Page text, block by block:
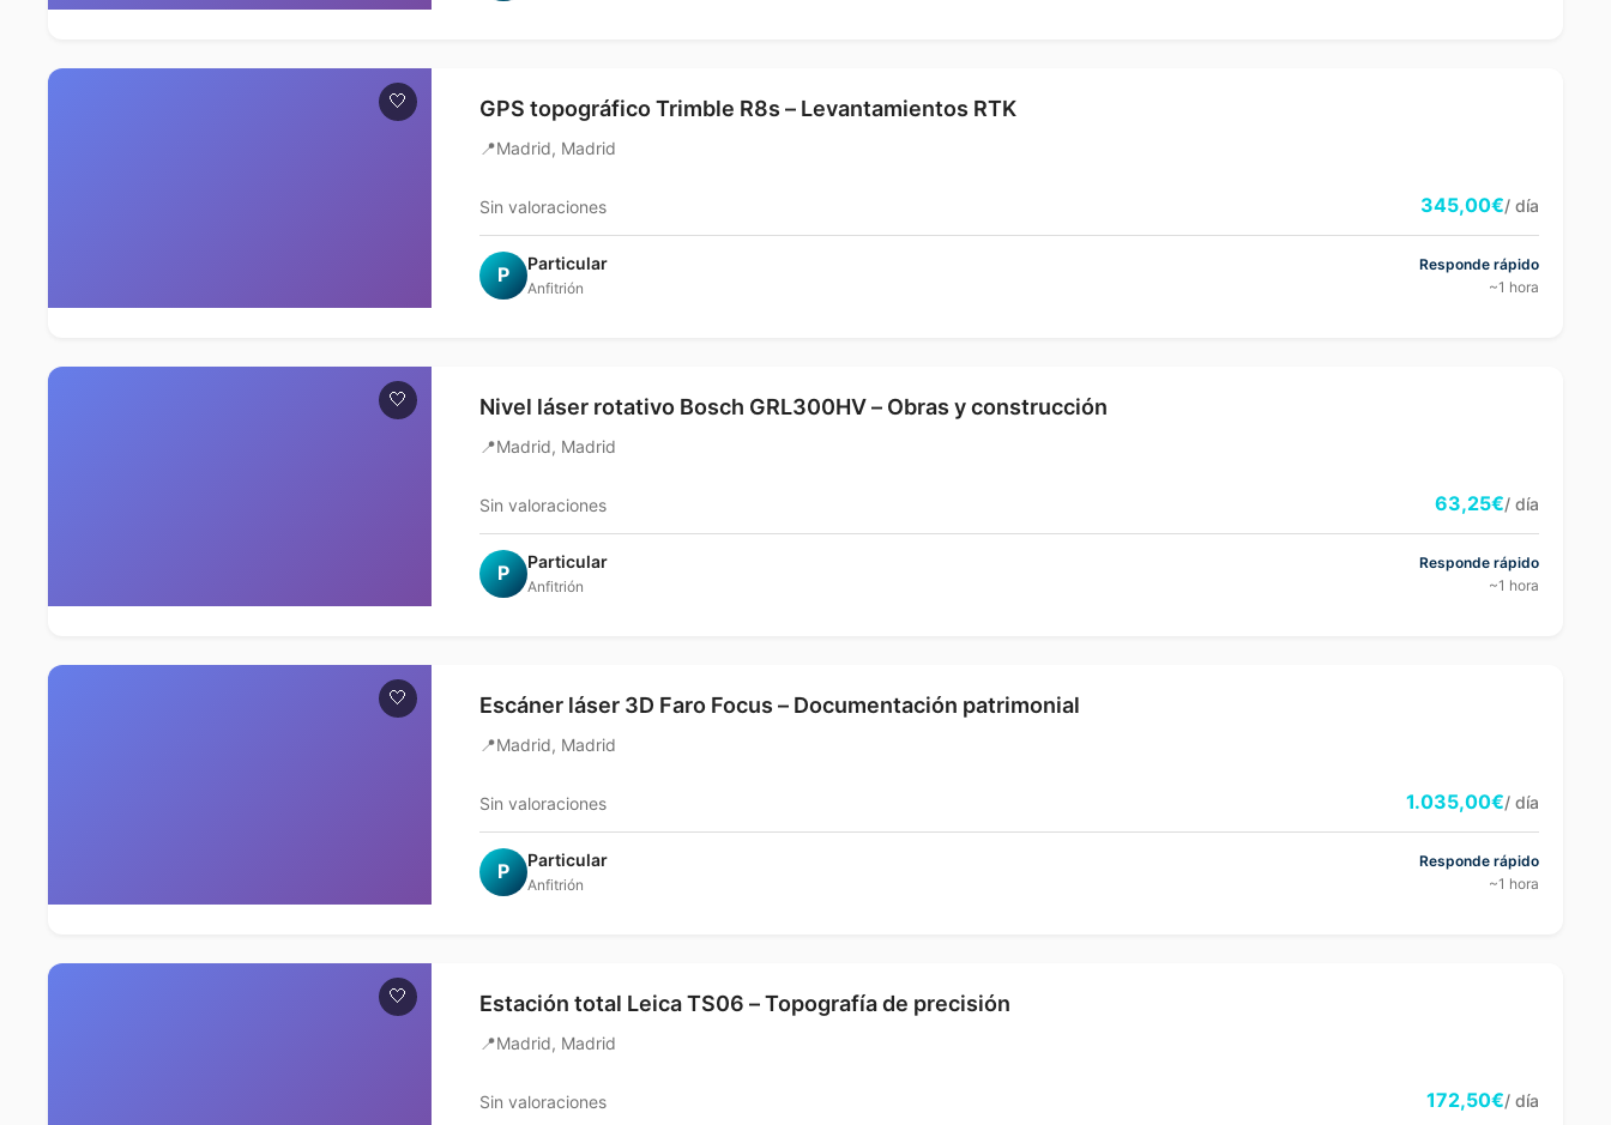
🤍 GPS topográfico Trimble R8s – Levantamientos RTK
📍Madrid, Madrid
Sin valoraciones 345,00€/ día
P Particular
Anfitrión
Responde rápido
~1 hora
🤍 Nivel láser rotativo Bosch GRL300HV – Obras y construcción
📍Madrid, Madrid
Sin valoraciones 63,25€/ día
P Particular
Anfitrión
Responde rápido
~1 hora
🤍 Escáner láser 3D Faro Focus – Documentación patrimonial
📍Madrid, Madrid
Sin valoraciones 1.035,00€/ día
P Particular
Anfitrión
Responde rápido
~1 hora
🤍 Estación total Leica TS06 – Topografía de precisión
📍Madrid, Madrid
Sin valoraciones 172,50€/ día